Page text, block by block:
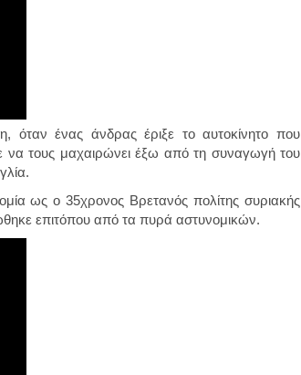
όταν ένας άνδρας έριξε το αυτοκίνητο που
να τους μαχαιρώνει έξω από τη συναγωγή του
ως ο 35χρονος Βρετανός πολίτης συριακής
επιτόπου από τα πυρά αστυνομικών.